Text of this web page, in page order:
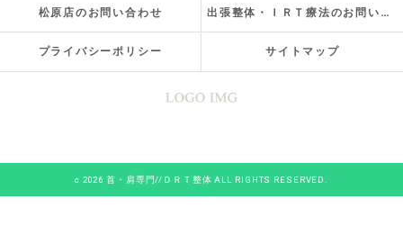
松原店のお問い合わせ 出張整体・ＩＲＴ療法のお問い合わせ
プライバシーポリシー サイトマップ
c 2026 首・肩専門//ＤＲＴ整体 ALL RIGHTS RESERVED.